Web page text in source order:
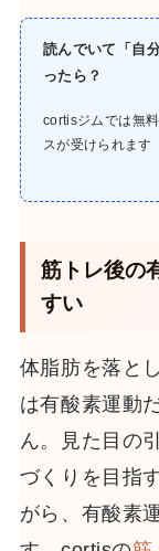
読んでいて「自
ったら？
cortisジムでは無
スが受けられます
筋トレ後の
すい
体脂肪を落と
は有酸素運動
ん。見た目の
づくりを目指
がら、有酸素